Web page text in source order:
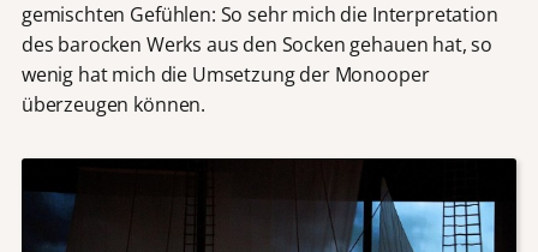
gemischten Gefühlen: So sehr mich die Interpretation
des barocken Werks aus den Socken gehauen hat, so
wenig hat mich die Umsetzung der Monooper
überzeugen können.